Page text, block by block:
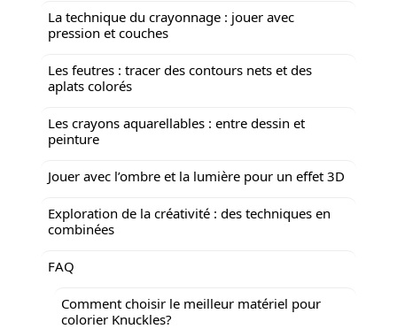
La technique du crayonnage : jouer avec
pression et couches
Les feutres : tracer des contours nets et des
aplats colorés
Les crayons aquarellables : entre dessin et
peinture
Jouer avec l’ombre et la lumière pour un effet 3D
Exploration de la créativité : des techniques en
combinées
FAQ
Comment choisir le meilleur matériel pour
colorier Knuckles?